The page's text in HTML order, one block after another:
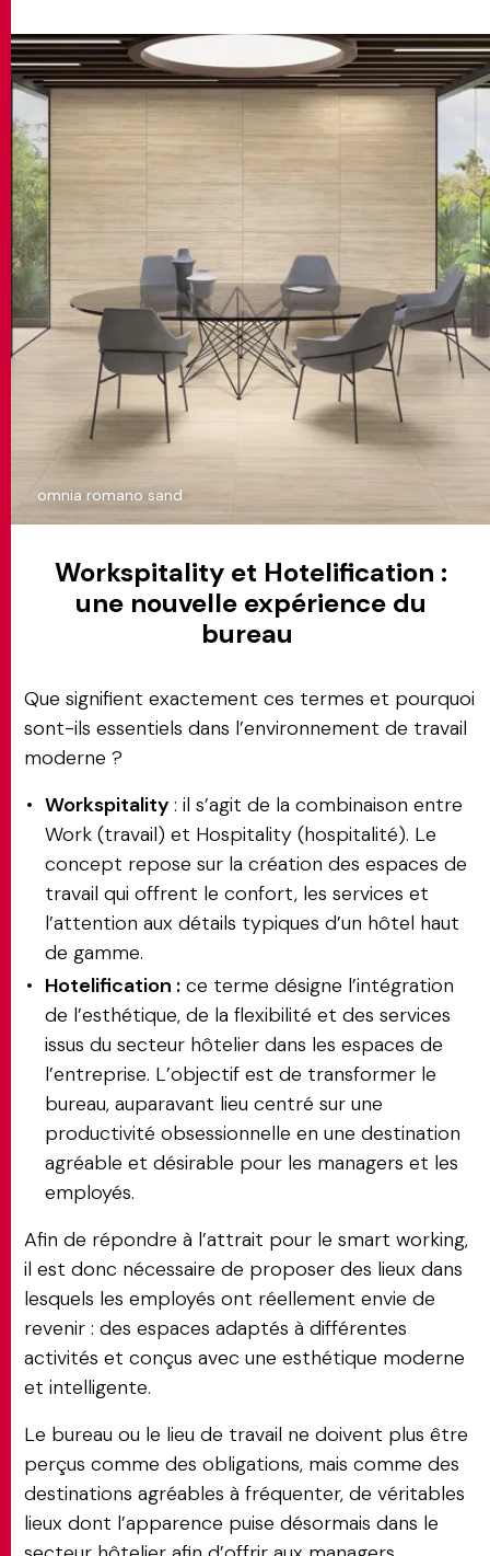
omnia romano sand
Workspitality et Hotelification :
une nouvelle expérience du
bureau
Que signifient exactement ces termes et pourquoi
sont-ils essentiels dans l’environnement de travail
moderne ?
Workspitality: il s’agit de la combinaison entre
Work (travail) et Hospitality (hospitalité). Le
concept repose sur la création des espaces de
travail qui offrent le confort, les services et
l’attention aux détails typiques d’un hôtel haut
de gamme.
Hotelification : ce terme désigne l’intégration
de l’esthétique, de la flexibilité et des services
issus du secteur hôtelier dans les espaces de
l’entreprise. L’objectif est de transformer le
bureau, auparavant lieu centré sur une
productivité obsessionnelle en une destination
agréable et désirable pour les managers et les
employés.
Afin de répondre à l’attrait pour le smart working,
il est donc nécessaire de proposer des lieux dans
lesquels les employés ont réellement envie de
revenir : des espaces adaptés à différentes
activités et conçus avec une esthétique moderne
et intelligente.
Le bureau ou le lieu de travail ne doivent plus être
perçus comme des obligations, mais comme des
destinations agréables à fréquenter, de véritables
lieux dont l’apparence puise désormais dans le